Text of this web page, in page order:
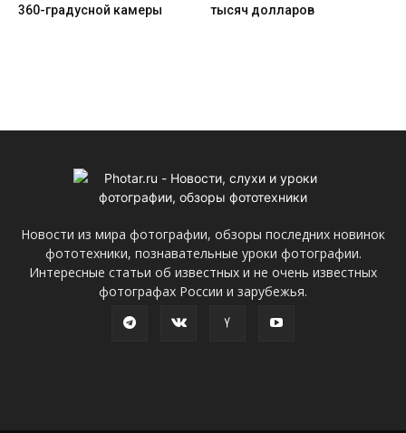
360-градусной камеры
тысяч долларов
Новости из мира фотографии, обзоры последних новинок
фототехники, познавательные уроки фотографии.
Интересные статьи об известных и не очень известных
фотографах России и зарубежья.